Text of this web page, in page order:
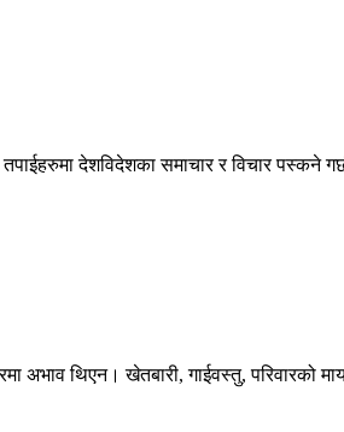
देशविदेशका समाचार र विचार
अभाव थिएन। खेतबारी, गाईवस्तु,